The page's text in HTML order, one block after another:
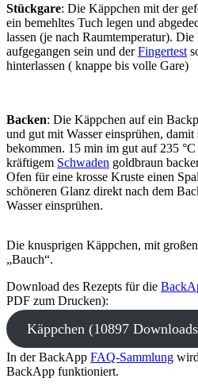
Stückgare: Die Käppchen mit der
ein bemehltes Tuch legen und
lassen (je nach Raumtemperatur).
aufgegangen sein und derFingertest
hinterlassen ( knappe bis volle Gare)
Backen: Die Käppchen auf ein
und gut mit Wasser einsprühen,
bekommen. 15 min im gut auf 235
kräftigem Schwaden goldbraun
Ofen für eine krosse Kruste einen
schöneren Glanz direkt nach dem
Wasser einsprühen.
Die knusprigen Käppchen, mit
„Bauch“.
Download des Rezepts für die
PDF zum Drucken):
Käppchen (10897
In der BackApp FAQ-Sammlung
BackApp funktioniert.